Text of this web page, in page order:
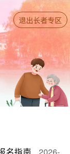
退出长者专区